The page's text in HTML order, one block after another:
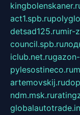
act1.spb.ru
detsad125.rumir-
council.spb.ru
iclub.net.ru
pylesostineco.ru
artemovskij.ru
ndm.msk.ru